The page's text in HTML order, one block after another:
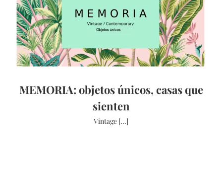
MEMORIA: objetos únicos, casas que
sienten
Vintage [...]